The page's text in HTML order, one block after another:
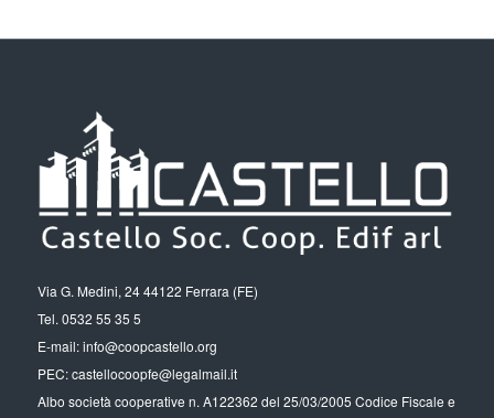
Via G. Medini, 24 44122 Ferrara (FE)
Tel. 0532 55 35 5
E-mail: info@coopcastello.org
PEC: castellocoopfe@legalmail.it
Albo società cooperative n. A122362 del 25/03/2005 Codice Fiscale e